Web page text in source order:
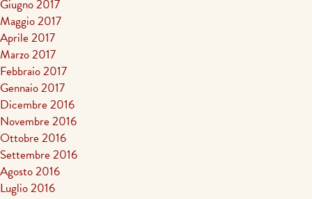
Giugno 2017
Maggio 2017
Aprile 2017
Marzo 2017
Febbraio 2017
Gennaio 2017
Dicembre 2016
Novembre 2016
Ottobre 2016
Settembre 2016
Agosto 2016
Luglio 2016